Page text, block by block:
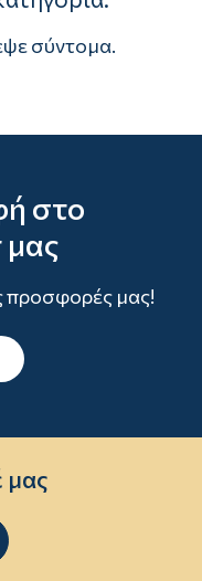
σύντομα.
στο
προσφορές μας!
μας